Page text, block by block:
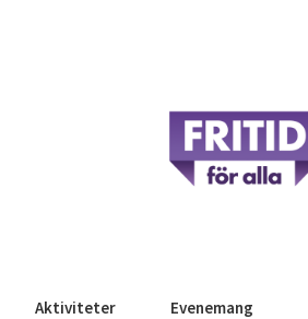
Aktiviteter Evenemang